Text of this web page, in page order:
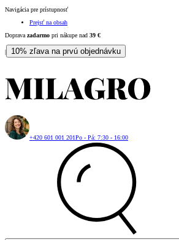
Navigácia pre prístupnosť
Prejsť na obsah
Doprava zadarmo pri nákupe nad 39 €
| 10% zľava na prvú objednávku
+420 601 001 201Po - Pá: 7:30 - 16:00